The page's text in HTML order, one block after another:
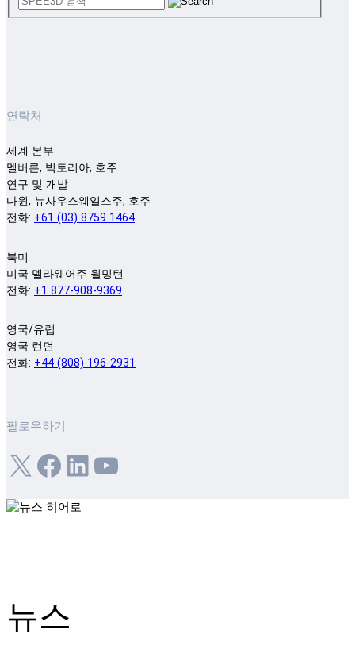
연락처
세계 본부
멜버른, 빅토리아, 호주
연구 및 개발
다윈, 뉴사우스웨일스주, 호주
전화: +61 (03) 8759 1464
북미
미국 델라웨어주 윌밍턴
전화: +1 877-908-9369
영국/유럽
영국 런던
전화: +44 (808) 196-2931
팔로우하기
X Facebook LinkedIn YouTube
뉴스